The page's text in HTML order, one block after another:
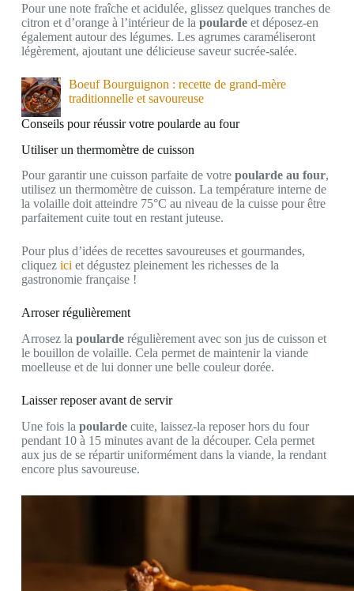
Pour une note fraîche et acidulée, glissez quelques tranches de
citron et d’orange à l’intérieur de la poulardeet déposez-en
également autour des légumes. Les agrumes caraméliseront
légèrement, ajoutant une délicieuse saveur sucrée-salée.
Boeuf Bourguignon : recette de grand-mère
traditionnelle et savoureuse
Conseils pour réussir votre poularde au four
Utiliser un thermomètre de cuisson
Pour garantir une cuisson parfaite de votre poularde au four,
utilisez un thermomètre de cuisson. La température interne de
la volaille doit atteindre 75°C au niveau de la cuisse pour être
parfaitement cuite tout en restant juteuse.
Pour plus d’idées de recettes savoureuses et gourmandes,
cliquez ici et dégustez pleinement les richesses de la
gastronomie française !
Arroser régulièrement
Arrosez la poularderégulièrement avec son jus de cuisson et
le bouillon de volaille. Cela permet de maintenir la viande
moelleuse et de lui donner une belle couleur dorée.
Laisser reposer avant de servir
Une fois la poulardecuite, laissez-la reposer hors du four
pendant 10 à 15 minutes avant de la découper. Cela permet
aux jus de se répartir uniformément dans la viande, la rendant
encore plus savoureuse.